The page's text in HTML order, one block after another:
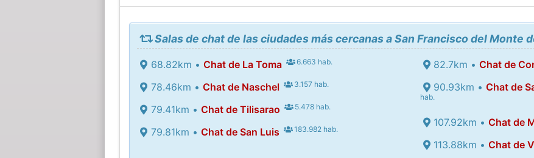
Salas de chat de las ciudades más cercanas a San Francisco del Monte
68.82km • Chat de La Toma 6.663 hab.
78.46km • Chat de Naschel 3.157 hab.
79.41km • Chat de Tilisarao 5.478 hab.
79.81km • Chat de San Luis 183.982 hab.
82.7km •Chat de
90.93km •Chat de
hab.
107.92km •Chat de
113.88km •Chat de